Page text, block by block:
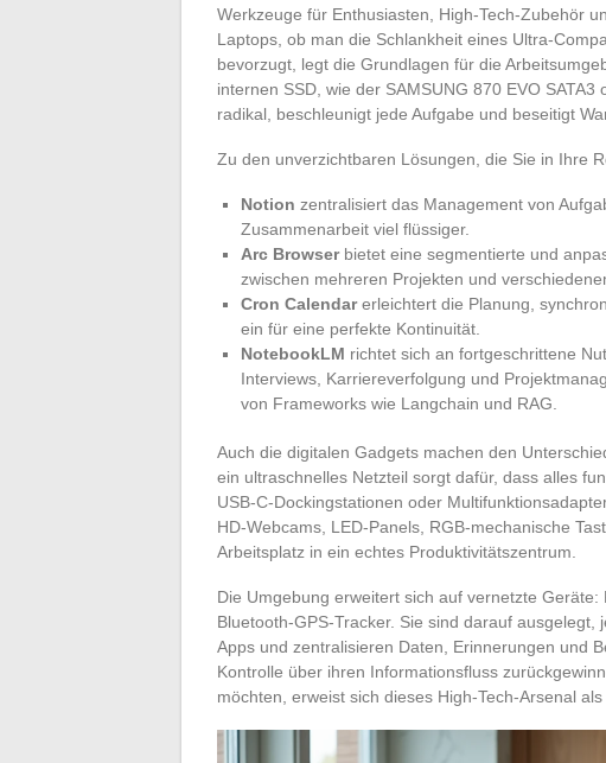
Werkzeuge für Enthusiasten, High-Tech-Zubehör
Laptops, ob man die Schlankheit eines Ultra-
bevorzugt, legt die Grundlagen für die
internen SSD, wie der SAMSUNG 870 EVO
radikal, beschleunigt jede Aufgabe und beseitigt
Zu den unverzichtbaren Lösungen, die Sie in Ihre
Notion zentralisiert das Management von
Zusammenarbeit viel flüssiger.
Arc Browserbietet eine segmentierte und
zwischen mehreren Projekten und
Cron Calendarerleichtert die Planung,
ein für eine perfekte Kontinuität.
NotebookLM richtet sich an fortgeschrittene
Interviews, Karriereverfolgung und
von Frameworks wie Langchain und RAG.
Auch die digitalen Gadgets machen den
ein ultraschnelles Netzteil sorgt dafür, dass alles
USB-C-Dockingstationen oder
HD-Webcams, LED-Panels, RGB-mechanische
Arbeitsplatz in ein echtes Produktivitätszentrum.
Die Umgebung erweitert sich auf vernetzte
Bluetooth-GPS-Tracker. Sie sind darauf
Apps und zentralisieren Daten, Erinnerungen und
Kontrolle über ihren Informationsfluss
möchten, erweist sich dieses High-Tech-Arsenal